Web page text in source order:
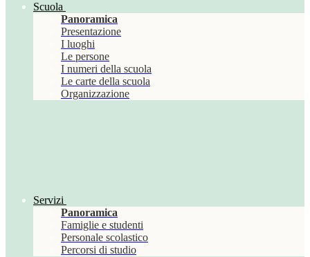
Scuola
Panoramica
Presentazione
I luoghi
Le persone
I numeri della scuola
Le carte della scuola
Organizzazione
Servizi
Panoramica
Famiglie e studenti
Personale scolastico
Percorsi di studio